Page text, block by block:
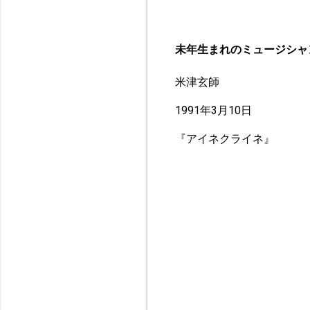
未年生まれのミュージシャ
米津玄師
1991年3月10日
『アイネクライネ』